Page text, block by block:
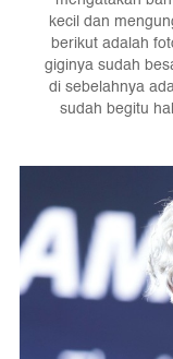
kecil dan
berikut adalah
giginya sudah
di sebelahnya
sudah begitu